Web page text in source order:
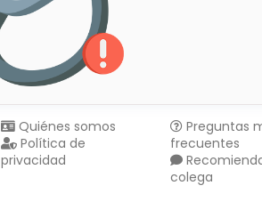
Quiénes somos
Política de
privacidad
Preguntas
frecuentes
colega